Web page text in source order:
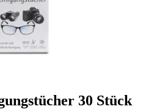
30 Stück